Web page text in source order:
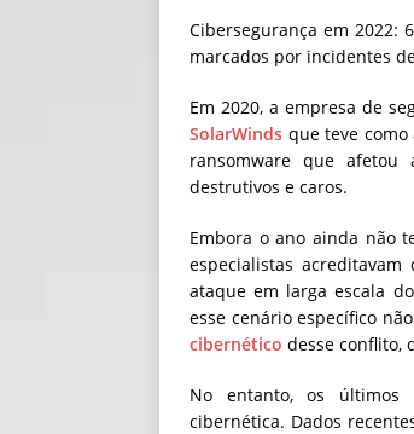
Cibersegurança em
marcados por incidentes
Em 2020, a empresa de
SolarWinds que teve
ransomware que afetou
destrutivos e caros.
Embora o ano ainda não
especialistas
ataque em larga escala
esse cenário específico
cibernético desse conflito,
No entanto, os últimos
cibernética. Dados